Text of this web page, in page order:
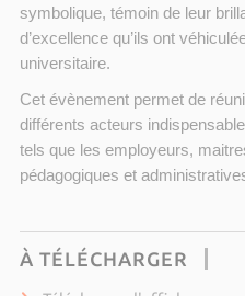
symbolique, témoin de leur
d’excellence qu’ils ont
universitaire.
Cet évènement permet de
différents acteurs
tels que les employeurs,
pédagogiques et
À TÉLÉCHARGER